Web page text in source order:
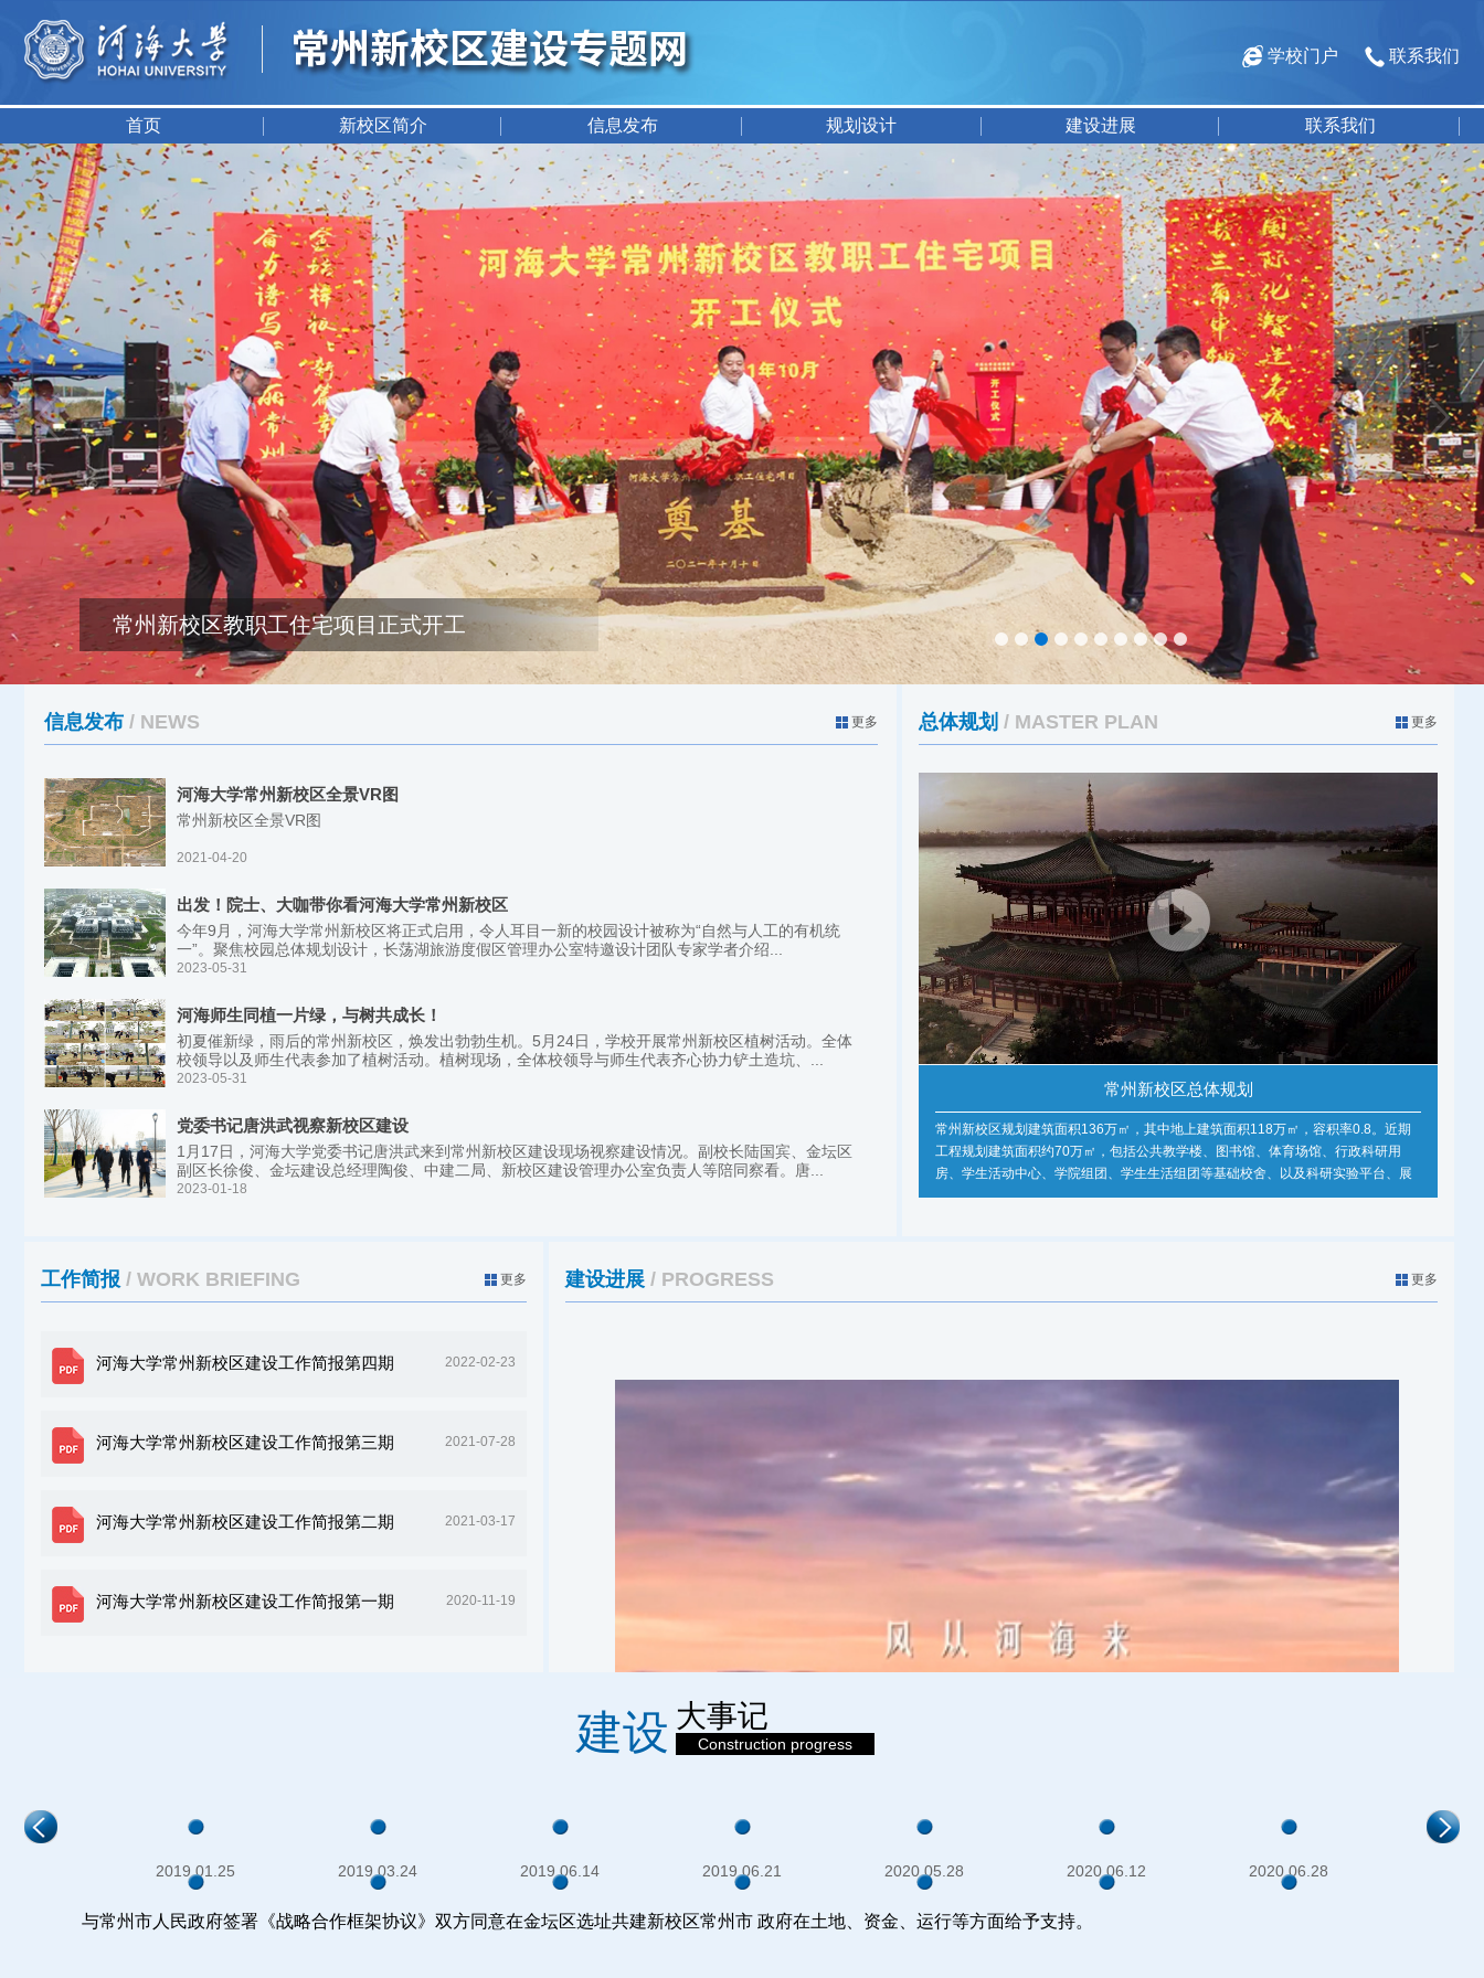
学校门户 联系我们
首页 新校区简介 信息发布 规划设计 建设进展 联系我们
常州新校区教职工住宅项目正式开工
1 2 3 4 5 6 7 8 9 10
信息发布 / NEWS 更多
河海大学常州新校区全景VR图
常州新校区全景VR图
2021-04-20
出发！院士、大咖带你看河海大学常州新校区
今年9月，河海大学常州新校区将正式启用，令人耳目一新的校园设计被称为“自然与人工的有机统
一”。聚焦校园总体规划设计，长荡湖旅游度假区管理办公室特邀设计团队专家学者介绍...
2023-05-31
河海师生同植一片绿，与树共成长！
初夏催新绿，雨后的常州新校区，焕发出勃勃生机。5月24日，学校开展常州新校区植树活动。全体
校领导以及师生代表参加了植树活动。植树现场，全体校领导与师生代表齐心协力铲土造坑、...
2023-05-31
党委书记唐洪武视察新校区建设
1月17日，河海大学党委书记唐洪武来到常州新校区建设现场视察建设情况。副校长陆国宾、金坛区
副区长徐俊、金坛建设总经理陶俊、中建二局、新校区建设管理办公室负责人等陪同察看。唐...
2023-01-18
总体规划 / MASTER PLAN 更多
常州新校区总体规划
常州新校区规划建筑面积136万㎡，其中地上建筑面积118万㎡，容积率0.8。近期
工程规划建筑面积约70万㎡，包括公共教学楼、图书馆、体育场馆、行政科研用
房、学生活动中心、学院组团、学生生活组团等基础校舍、以及科研实验平台、展
览馆、国际交流中心等辅助用房。
工作简报 / WORK BRIEFING 更多
河海大学常州新校区建设工作简报第四期 2022-02-23
河海大学常州新校区建设工作简报第三期 2021-07-28
河海大学常州新校区建设工作简报第二期 2021-03-17
河海大学常州新校区建设工作简报第一期 2020-11-19
建设进展 / PROGRESS 更多
建设 大事记
Construction progress
2019.01.25 2019.03.24 2019.06.14 2019.06.21 2020.05.28 2020.06.12 2020.06.28
2020.12.10 2020.12.17 2021.02.07 2021.03.30 2021.06.28 2021.08.21
与常州市人民政府签署《战略合作框架协议》双方同意在金坛区选址共建新校区常州市 政府在土地、资金、运行等方面给予支持。